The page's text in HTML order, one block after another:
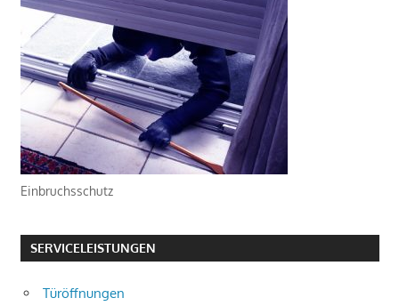
Einbruchsschutz
SERVICELEISTUNGEN
Türöffnungen